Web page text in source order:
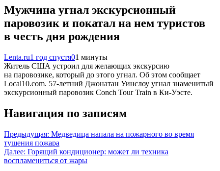
Мужчина угнал экскурсионный
паровозик и покатал на нем туристов
в честь дня рождения
Lenta.ru1 год спустя01 минуты
Житель США устроил для желающих экскурсию
на паровозике, который до этого угнал. Об этом сообщает
Local10.com. 57-летний Джонатан Уинслоу угнал знаменитый
экскурсионный паровозик Conch Tour Train в Ки-Уэсте.
Навигация по записям
Предыдущая: Медведица напала на пожарного во время
тушения пожара
Далее: Горящий кондиционер: может ли техника
воспламениться от жары